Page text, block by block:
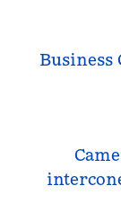
Business